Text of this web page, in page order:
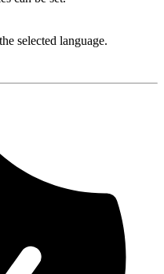
selected language.